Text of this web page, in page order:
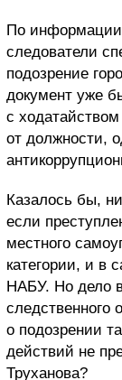
По информации
следователи
подозрение
документ уже
с
от должности,
Казалось бы,
если
местного
категории, и в
НАБУ. Но дело
следственного
о подозрении
действий не
Труханова?